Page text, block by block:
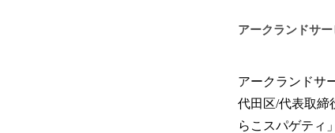
アークランドサ
アークランドサ
代田区/代表取締
らこスパゲティ